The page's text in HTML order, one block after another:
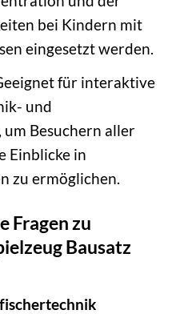
bei Kindern mit
eingesetzt werden.
für interaktive
und
um Besuchern aller
Einblicke in
zu ermöglichen.
Fragen zu
Bausatz